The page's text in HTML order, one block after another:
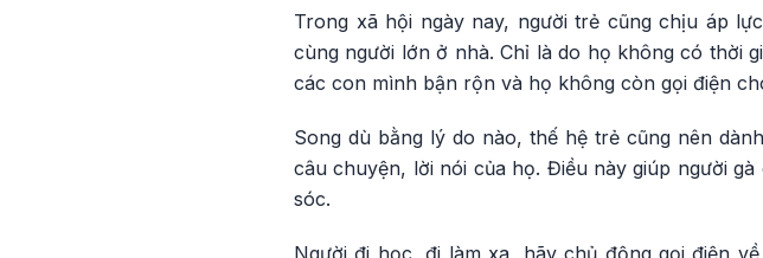
Trong xã hội ngày nay, người trẻ cũng chịu áp
cùng người lớn ở nhà. Chỉ là do họ không có thời
các con mình bận rộn và họ không còn gọi điện
Song dù bằng lý do nào, thế hệ trẻ cũng nên
câu chuyện, lời nói của họ. Điều này giúp người
sóc.